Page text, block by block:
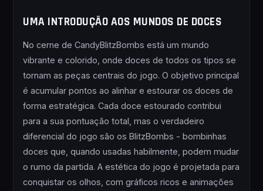
UMA INTRODUÇÃO AOS MUNDOS DE DOCES
No cerne de CandyBlitzBombs está um mundo
vibrante e colorido, onde doces de todos os tipos se
tornam as peças centrais do jogo. O objetivo principal
é acumular pontos ao alinhar e estourar os doces de
forma estratégica. Cada doce estourado contribui
para a sua pontuação total, mas o verdadeiro
diferencial do jogo são os BlitzBombs - bombinhas
doces que, quando usadas habilmente, podem mudar
o rumo da partida. A estética do jogo é projetada para
conquistar os olhos, com gráficos ricos e animações